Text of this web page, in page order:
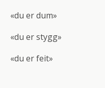
«du er dum»
«du er stygg»
«du er feit»